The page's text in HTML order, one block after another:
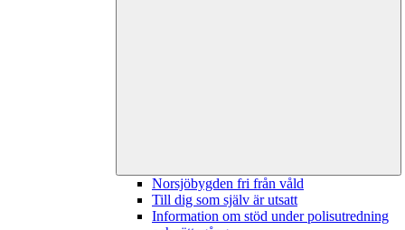
Norsjöbygden fri från våld
Till dig som själv är utsatt
Information om stöd under polisutredning